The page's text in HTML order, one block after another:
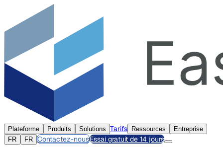
Plateforme Produits Solutions Tarifs Ressources
Entreprise
FR
FR Contactez-nousEssai gratuit de 14 jours